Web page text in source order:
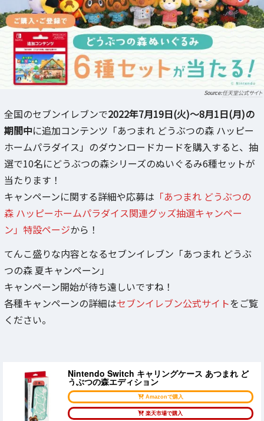
任天堂公式サイト
全国のセブンイレブンで2022年7月19日(火)～8月1日(月)の
期間中に追加コンテンツ「あつまれ どうぶつの森 ハッピー
ホームパラダイス」のダウンロードカードを購入すると、抽
選で10名にどうぶつの森シリーズのぬいぐるみ6種セットが
当たります！
キャンペーンに関する詳細や応募は 「あつまれ どうぶつの
森 ハッピーホームパラダイス関連グッズ抽選キャンペー
ン」特設ページから！
てんこ盛りな内容となるセブンイレブン「あつまれ どうぶ
つの森 夏キャンペーン」
キャンペーン開始が待ち遠しいですね！
各種キャンペーンの詳細はセブンイレブン公式サイトをご覧
ください。
Nintendo Switch キャリングケース あつまれ ど
うぶつの森エディション
Amazonで購入
楽天市場で購入